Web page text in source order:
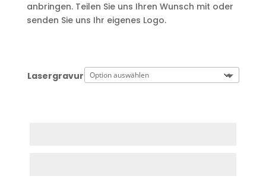
anbringen. Teilen Sie uns Ihren Wunsch mit oder
senden Sie uns Ihr eigenes Logo.
Lasergravur